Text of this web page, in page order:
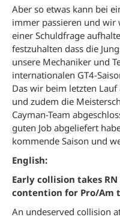
Aber so etwas kann bei
immer passieren und wir
einer Schuldfrage
festzuhalten dass die
unsere Mechaniker und
internationalen GT4-
Das wir beim letzten
und zudem die
Cayman-Team
guten Job abgeliefert
kommende Saison und
English:
Early collision takes
contention for Pro/Am
An undeserved collision